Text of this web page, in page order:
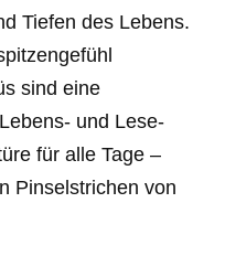
Tiefen des Lebens.
sind eine
und Lese-
für alle Tage –
Pinselstrichen von